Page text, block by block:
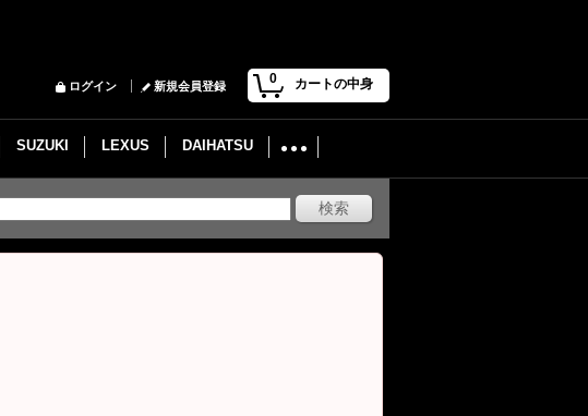
0 カートの中身
ログイン 新規会員登録
SUZUKI LEXUS DAIHATSU